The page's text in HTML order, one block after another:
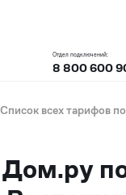
Отдел подключений:
8 800 600
Список всех тарифов